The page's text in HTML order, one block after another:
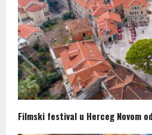
Filmski festival u Herceg Novom